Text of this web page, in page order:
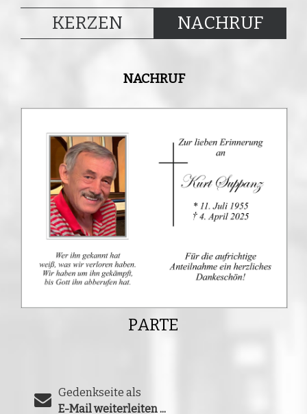
KERZEN NACHRUF
NACHRUF
PARTE
Gedenkseite als
E-Mail weiterleiten ...